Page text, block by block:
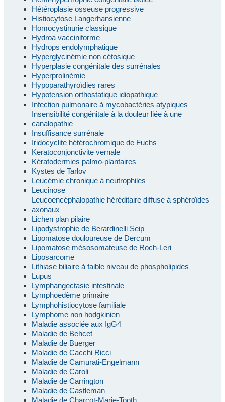
Hétéroplasie osseuse progressive
Histiocytose Langerhansienne
Homocystinurie classique
Hydroa vacciniforme
Hydrops endolymphatique
Hyperglycinémie non cétosique
Hyperplasie congénitale des surrénales
Hyperprolinémie
Hypoparathyroïdies rares
Hypotension orthostatique idiopathique
Infection pulmonaire à mycobactéries atypiques
Insensibilité congénitale à la douleur liée à une
canalopathie
Insuffisance surrénale
Iridocyclite hétérochromique de Fuchs
Keratoconjonctivite vernale
Kératodermies palmo-plantaires
Kystes de Tarlov
Leucémie chronique à neutrophiles
Leucinose
Leucoencéphalopathie héréditaire diffuse à sphéroïdes
axonaux
Lichen plan pilaire
Lipodystrophie de Berardinelli Seip
Lipomatose douloureuse de Dercum
Lipomatose mésosomateuse de Roch-Leri
Liposarcome
Lithiase biliaire à faible niveau de phospholipides
Lupus
Lymphangectasie intestinale
Lymphoedème primaire
Lymphohistiocytose familiale
Lymphome non hodgkinien
Maladie associée aux IgG4
Maladie de Behcet
Maladie de Buerger
Maladie de Cacchi Ricci
Maladie de Camurati-Engelmann
Maladie de Caroli
Maladie de Carrington
Maladie de Castleman
Maladie de Charcot-Marie-Tooth